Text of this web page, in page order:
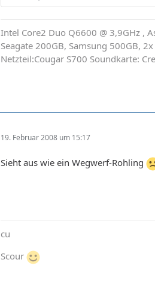
Intel Core2 Duo Q6600 @ 3,9GHz ,
Seagate 200GB, Samsung 500GB,
Netzteil:Cougar S700 Soundkarte:
19. Februar 2008 um 15:17
Sieht aus wie ein Wegwerf-Rohling
cu
Scour